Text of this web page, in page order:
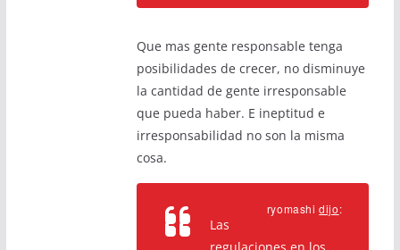
Que mas gente responsable tenga
posibilidades de crecer, no disminuye
la cantidad de gente irresponsable
que pueda haber. E ineptitud e
irresponsabilidad no son la misma
cosa.
ryomashidijo:
Las
regulaciones en los